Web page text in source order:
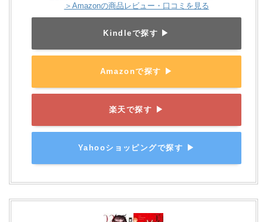
＞Amazonの商品レビュー・口コミを見る
Kindleで探す ▶
Amazonで探す ▶
楽天で探す ▶
Yahooショッピングで探す ▶